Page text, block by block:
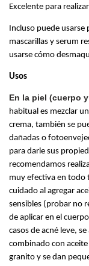
Excelente para
Incluso puede usarse
mascarillas y serum
usarse cómo
Usos
En la piel (cuerpo
habitual es mezclar
crema, también se
dañadas o
para darle sus
recomendamos
muy efectiva en todo
cuidado al agregar
sensibles (probar no
de aplicar en el
casos de acné leve,
combinado con
granito y se dan